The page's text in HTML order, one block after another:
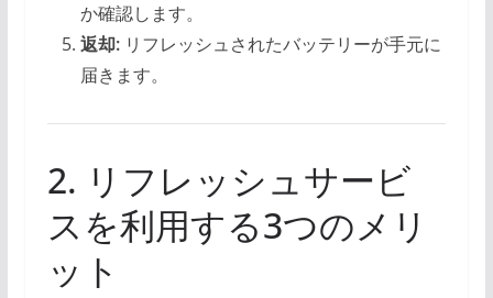
か確認します。
返却:リフレッシュされたバッテリーが手元に
届きます。
2. リフレッシュサービ
スを利用する3つのメリ
ット